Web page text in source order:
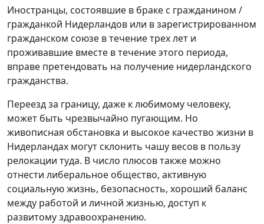
Иностранцы, состоявшие в браке с гражданином /
гражданкой Нидерландов или в зарегистрированном
гражданском союзе в течение трех лет и
проживавшие вместе в течение этого периода,
вправе претендовать на получение нидерландского
гражданства.
Переезд за границу, даже к любимому человеку,
может быть чрезвычайно пугающим. Но
живописная обстановка и высокое качество жизни в
Нидерландах могут склонить чашу весов в пользу
релокации туда. В число плюсов также можно
отнести либеральное общество, активную
социальную жизнь, безопасность, хороший баланс
между работой и личной жизнью, доступ к
развитому здравоохранению.